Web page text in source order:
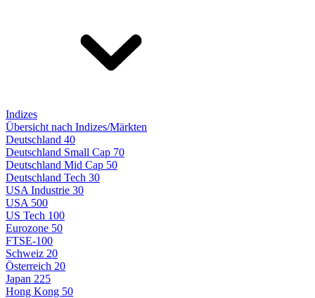
Indizes
Übersicht nach Indizes/Märkten
Deutschland 40
Deutschland Small Cap 70
Deutschland Mid Cap 50
Deutschland Tech 30
USA Industrie 30
USA 500
US Tech 100
Eurozone 50
FTSE-100
Schweiz 20
Österreich 20
Japan 225
Hong Kong 50